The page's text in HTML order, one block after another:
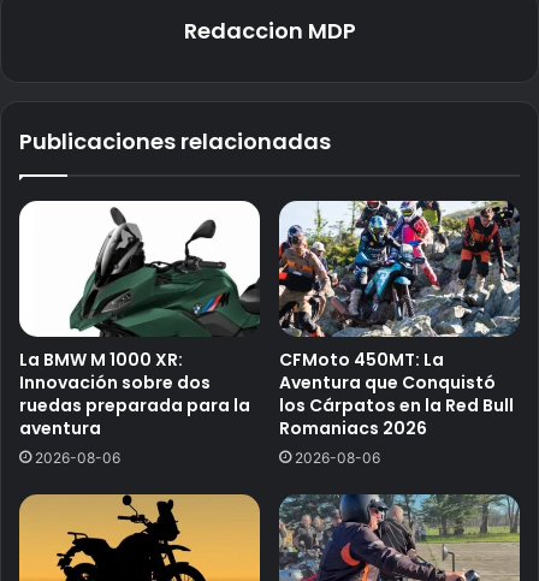
Redaccion MDP
Publicaciones relacionadas
La BMW M 1000 XR:
Innovación sobre dos
ruedas preparada para la
aventura
2026-08-06
CFMoto 450MT: La
Aventura que Conquistó
los Cárpatos en la Red Bull
Romaniacs 2026
2026-08-06